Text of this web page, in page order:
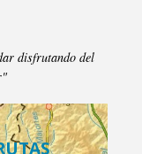
disfrutando del